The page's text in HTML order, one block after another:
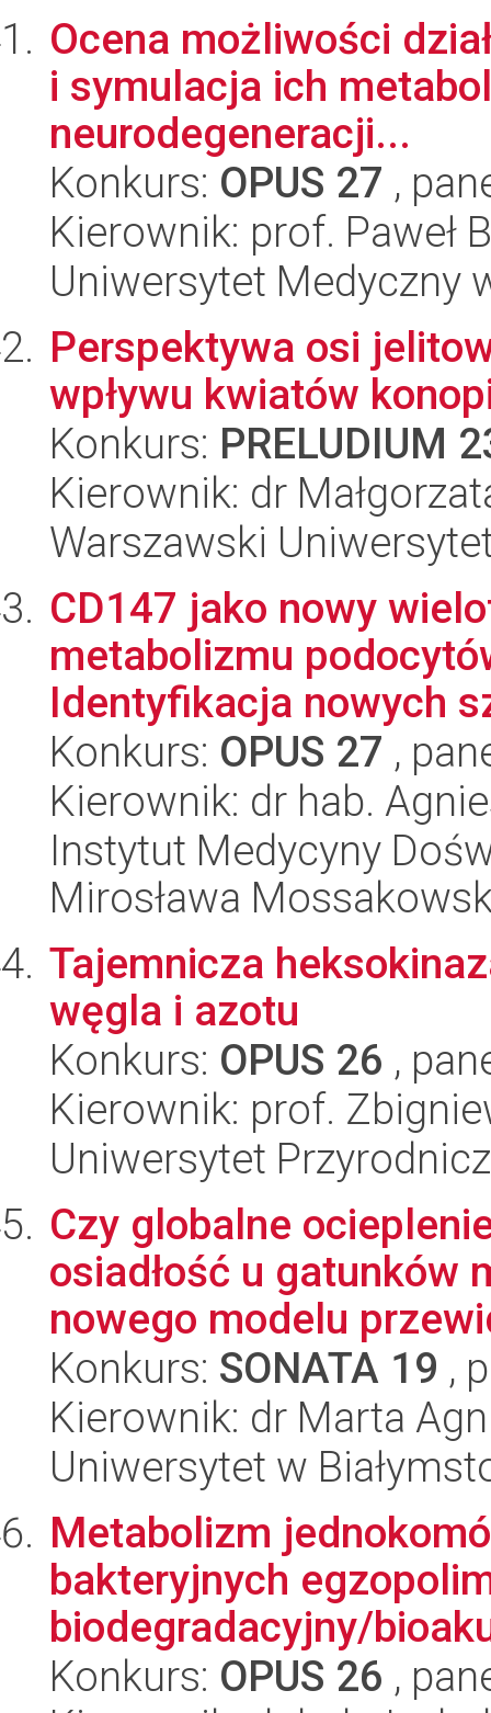
Ocena możliwości
i symulacja ich
neurodegeneracji...
Konkurs: OPUS 27 ,
Kierownik: prof. Paweł
Uniwersytet Medyczny
Perspektywa osi
wpływu kwiatów
Konkurs: PRELUDIUM
Kierownik: dr
Warszawski
CD147 jako nowy
metabolizmu
Identyfikacja nowych
Konkurs: OPUS 27 ,
Kierownik: dr hab.
Instytut Medycyny
Mirosława
Tajemnicza
węgla i azotu
Konkurs: OPUS 26 ,
Kierownik: prof.
Uniwersytet
Czy globalne
osiadłość u gatunków
nowego modelu
Konkurs: SONATA 19 ,
Kierownik: dr Marta
Uniwersytet w
Metabolizm
bakteryjnych
biodegradacyjny/
Konkurs: OPUS 26 ,